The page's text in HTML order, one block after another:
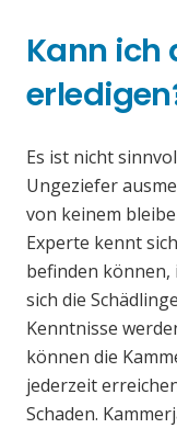
Kann ich
Es ist nicht
Ungeziefer
von keinem
Experte kennt
befinden können,
sich die
Kenntnisse
können die
jederzeit
Schaden.